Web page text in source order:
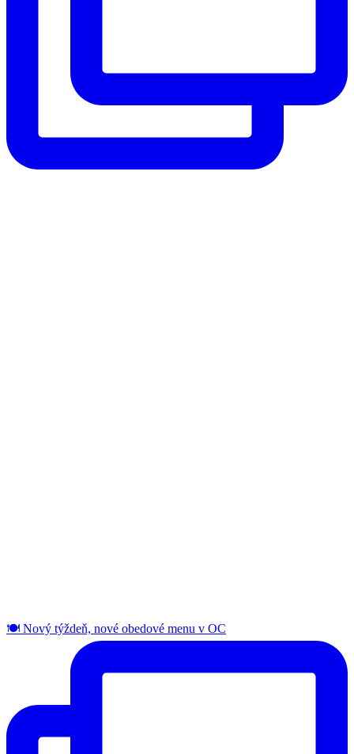
🍽️ Nový týždeň, nové obedové menu v OC